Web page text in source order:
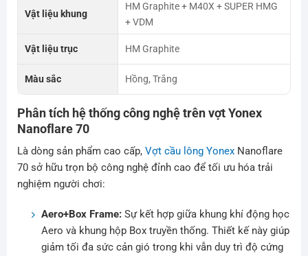
Vật liệu khung
HM Graphite + M40X + SUPER HMG
+ VDM
Vật liệu trục HM Graphite
Màu sắc Hồng, Trắng
Phân tích hệ thống công nghệ trên vợt Yonex
Nanoflare 70
Là dòng sản phẩm cao cấp, Vợt cầu lông YonexNanoflare
70 sở hữu trọn bộ công nghệ đỉnh cao để tối ưu hóa trải
nghiệm người chơi:
Aero+Box Frame:Sự kết hợp giữa khung khí động học
Aero và khung hộp Box truyền thống. Thiết kế này giúp
giảm tối đa sức cản gió trong khi vẫn duy trì độ cứng